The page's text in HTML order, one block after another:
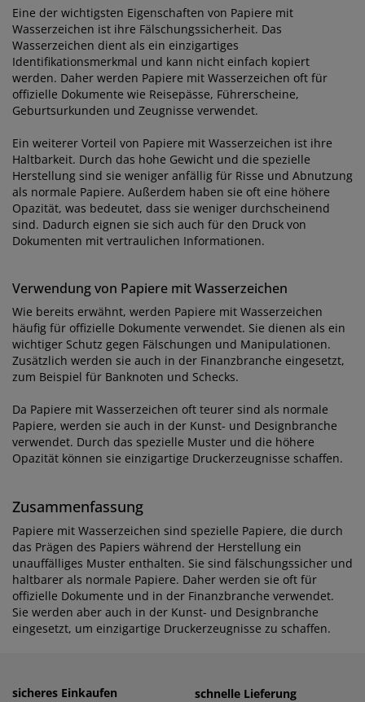
Eine der wichtigsten Eigenschaften von Papiere mit
Wasserzeichen ist ihre Fälschungssicherheit. Das
Wasserzeichen dient als ein einzigartiges
Identifikationsmerkmal und kann nicht einfach kopiert
werden. Daher werden Papiere mit Wasserzeichen oft für
offizielle Dokumente wie Reisepässe, Führerscheine,
Geburtsurkunden und Zeugnisse verwendet.
Ein weiterer Vorteil von Papiere mit Wasserzeichen ist ihre
Haltbarkeit. Durch das hohe Gewicht und die spezielle
Herstellung sind sie weniger anfällig für Risse und Abnutzung
als normale Papiere. Außerdem haben sie oft eine höhere
Opazität, was bedeutet, dass sie weniger durchscheinend
sind. Dadurch eignen sie sich auch für den Druck von
Dokumenten mit vertraulichen Informationen.
Verwendung von Papiere mit Wasserzeichen
Wie bereits erwähnt, werden Papiere mit Wasserzeichen
häufig für offizielle Dokumente verwendet. Sie dienen als ein
wichtiger Schutz gegen Fälschungen und Manipulationen.
Zusätzlich werden sie auch in der Finanzbranche eingesetzt,
zum Beispiel für Banknoten und Schecks.
Da Papiere mit Wasserzeichen oft teurer sind als normale
Papiere, werden sie auch in der Kunst- und Designbranche
verwendet. Durch das spezielle Muster und die höhere
Opazität können sie einzigartige Druckerzeugnisse schaffen.
Zusammenfassung
Papiere mit Wasserzeichen sind spezielle Papiere, die durch
das Prägen des Papiers während der Herstellung ein
unauffälliges Muster enthalten. Sie sind fälschungssicher und
haltbarer als normale Papiere. Daher werden sie oft für
offizielle Dokumente und in der Finanzbranche verwendet.
Sie werden aber auch in der Kunst- und Designbranche
eingesetzt, um einzigartige Druckerzeugnisse zu schaffen.
sicheres Einkaufen einfaches Zahlen
schnelle Lieferung